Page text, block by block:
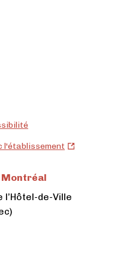
l'établissement Cégep
(ouvre
Montréal
l’Hôtel-de-Ville